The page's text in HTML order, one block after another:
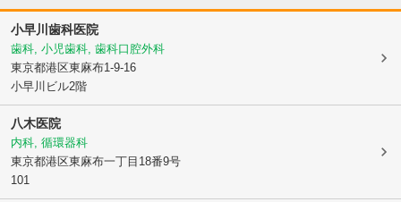
小早川歯科医院
歯科, 小児歯科, 歯科口腔外科
東京都港区東麻布1-9-16
小早川ビル2階
八木医院
内科, 循環器科
東京都港区東麻布一丁目18番9号
101